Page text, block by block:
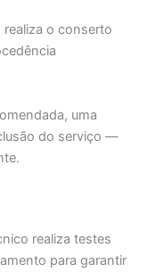
o conserto
uma
do serviço —
realiza testes
para garantir